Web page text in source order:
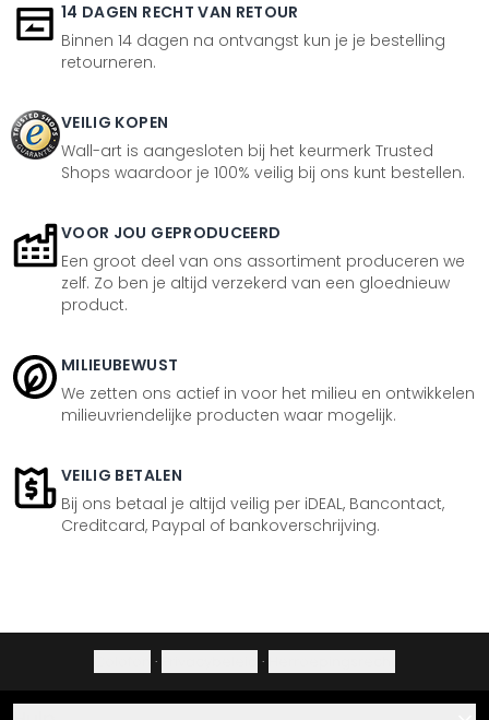
14 DAGEN RECHT VAN RETOUR
Binnen 14 dagen na ontvangst kun je je bestelling
retourneren.
VEILIG KOPEN
Wall-art is aangesloten bij het keurmerk Trusted
Shops waardoor je 100% veilig bij ons kunt bestellen.
VOOR JOU GEPRODUCEERD
Een groot deel van ons assortiment produceren we
zelf. Zo ben je altijd verzekerd van een gloednieuw
product.
MILIEUBEWUST
We zetten ons actief in voor het milieu en ontwikkelen
milieuvriendelijke producten waar mogelijk.
VEILIG BETALEN
Bij ons betaal je altijd veilig per iDEAL, Bancontact,
Creditcard, Paypal of bankoverschrijving.
· ·